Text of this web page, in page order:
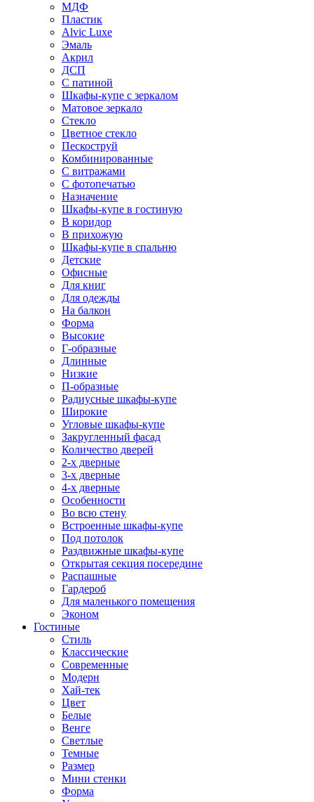
МДФ
Пластик
Alvic Luxe
Эмаль
Акрил
ДСП
С патиной
Шкафы-купе с зеркалом
Матовое зеркало
Стекло
Цветное стекло
Пескоструй
Комбинированные
С витражами
С фотопечатью
Назначение
Шкафы-купе в гостиную
В коридор
В прихожую
Шкафы-купе в спальню
Детские
Офисные
Для книг
Для одежды
На балкон
Форма
Высокие
Г-образные
Длинные
Низкие
П-образные
Радиусные шкафы-купе
Широкие
Угловые шкафы-купе
Закругленный фасад
Количество дверей
2-х дверные
3-х дверные
4-х дверные
Особенности
Во всю стену
Встроенные шкафы-купе
Под потолок
Раздвижные шкафы-купе
Открытая секция посередине
Распашные
Гардероб
Для маленького помещения
Эконом
Гостиные
Стиль
Классические
Современные
Модерн
Хай-тек
Цвет
Белые
Венге
Светлые
Темные
Размер
Мини стенки
Форма